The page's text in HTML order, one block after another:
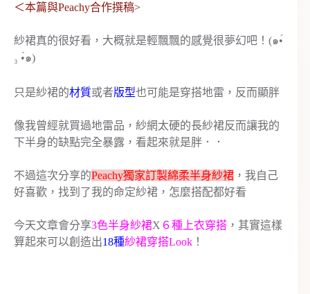
＜本篇與Peachy合作撰稿>
紗裙真的很好看，大概就是輕飄飄的感覺很夢幻吧！(๑•́
₃ •̀๑)
只是紗裙的材質或者版型也可能是穿搭地雷，反而顯胖
像我曾經就買過地雷品，紗網太硬的長紗裙反而讓我的
下半身的缺點完全暴露，看起來就是胖．．
不過這次分享的Peachy獨家訂製綿柔半身紗裙 ，我自己
好喜歡，找到了我的命定紗裙，怎麼搭配都好看
今天文章會分享3色半身紗裙X ６種上衣穿搭 ，其實這樣
算起來可以創造出18種紗裙穿搭Look ！